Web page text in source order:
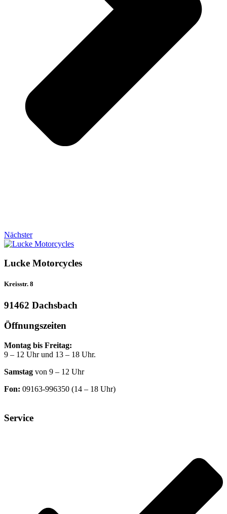
Nächster
Lucke Motorcycles
Kreisstr. 8
91462 Dachsbach
Öffnungszeiten
Montag bis Freitag:
9 – 12 Uhr und 13 – 18 Uhr.
Samstag von 9 – 12 Uhr
Fon: 09163-996350 (14 – 18 Uhr)
Service